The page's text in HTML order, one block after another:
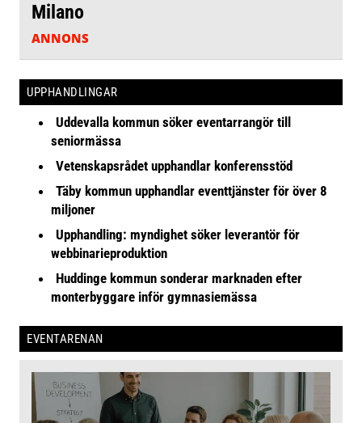
Milano
ANNONS
UPPHANDLINGAR
Uddevalla kommun söker eventarrangör till
seniormässa
Vetenskapsrådet upphandlar konferensstöd
Täby kommun upphandlar eventtjänster för över 8
miljoner
Upphandling: myndighet söker leverantör för
webbinarieproduktion
Huddinge kommun sonderar marknaden efter
monterbyggare inför gymnasiemässa
EVENTARENAN